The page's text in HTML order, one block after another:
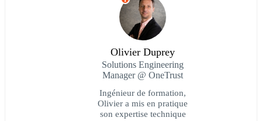
Olivier Duprey
Solutions Engineering
Manager @ OneTrust
Ingénieur de formation,
Olivier a mis en pratique
son expertise technique